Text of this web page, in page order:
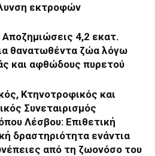
εκτροφών
4,2 εκατ.
θανατωθέντα ζώα λόγω
και αφθώδους πυρετού
Κτηνοτροφικός και
Συνεταιρισμός
Λέσβου: Επιθετική
δραστηριότητα ενάντια
από τη ζωονόσο του